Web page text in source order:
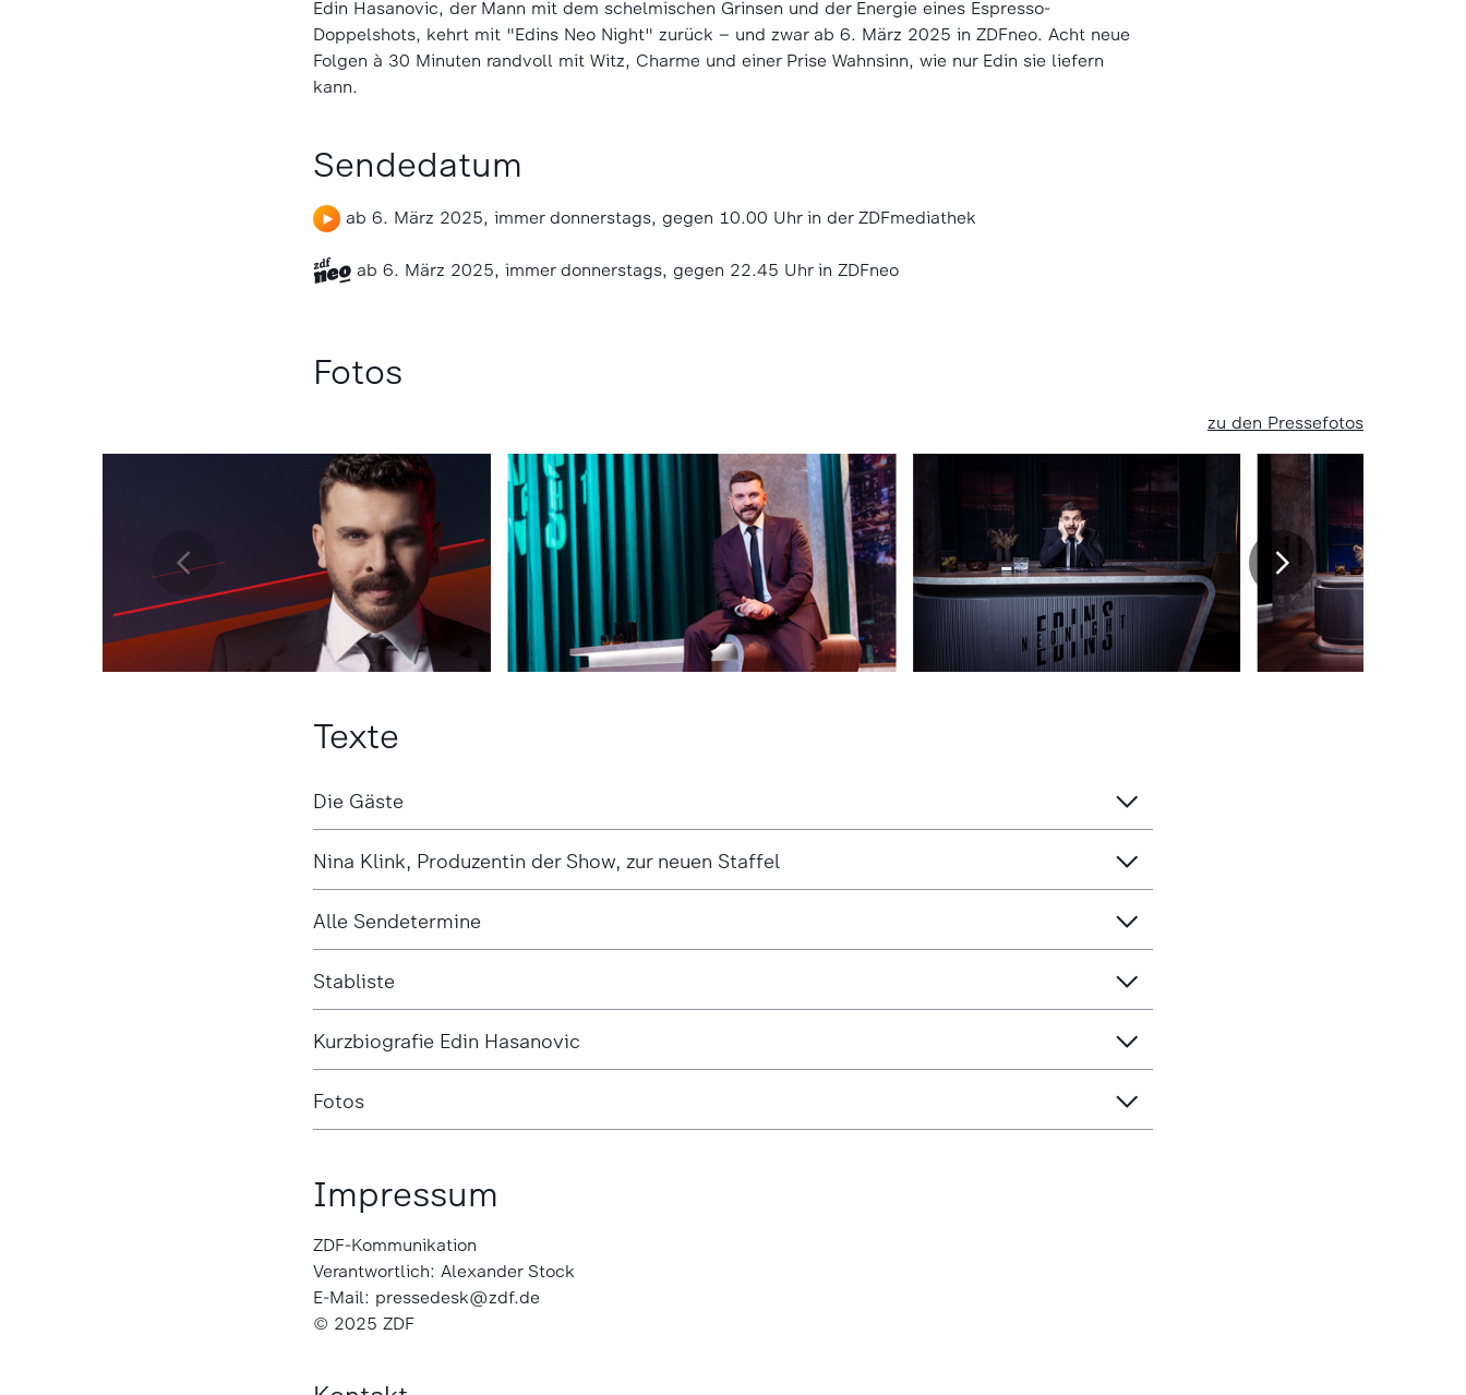
Edin Hasanovic, der Mann mit dem schelmischen Grinsen und der Energie eines Espresso-
Doppelshots, kehrt mit "Edins Neo Night" zurück – und zwar ab 6. März 2025 in ZDFneo. Acht neue
Folgen à 30 Minuten randvoll mit Witz, Charme und einer Prise Wahnsinn, wie nur Edin sie liefern
kann.
Sendedatum
ab 6. März 2025, immer donnerstags, gegen 10.00 Uhr in der ZDFmediathek
ab 6. März 2025, immer donnerstags, gegen 22.45 Uhr in ZDFneo
Fotos
zu den Pressefotos
Texte
Die Gäste
Nina Klink, Produzentin der Show, zur neuen Staffel
Alle Sendetermine
Stabliste
Kurzbiografie Edin Hasanovic
Fotos
Impressum
ZDF-Kommunikation
Verantwortlich: Alexander Stock
E-Mail: pressedesk@zdf.de
© 2025 ZDF